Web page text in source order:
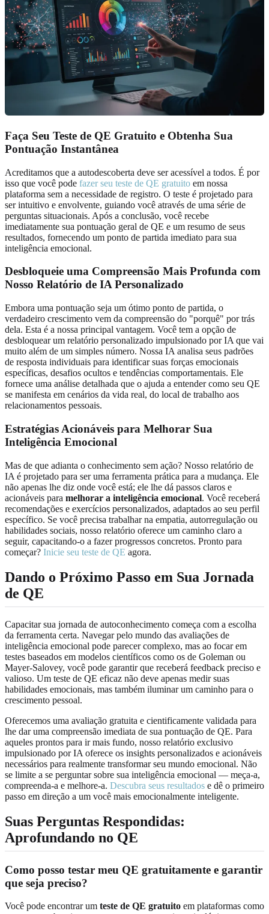
Faça Seu Teste de QE Gratuito e Obtenha Sua
Pontuação Instantânea
Acreditamos que a autodescoberta deve ser acessível a todos. É por
isso que você pode fazer seu teste de QE gratuito em nossa
plataforma sem a necessidade de registro. O teste é projetado para
ser intuitivo e envolvente, guiando você através de uma série de
perguntas situacionais. Após a conclusão, você recebe
imediatamente sua pontuação geral de QE e um resumo de seus
resultados, fornecendo um ponto de partida imediato para sua
inteligência emocional.
Desbloqueie uma Compreensão Mais Profunda com
Nosso Relatório de IA Personalizado
Embora uma pontuação seja um ótimo ponto de partida, o
verdadeiro crescimento vem da compreensão do "porquê" por trás
dela. Esta é a nossa principal vantagem. Você tem a opção de
desbloquear um relatório personalizado impulsionado por IA que vai
muito além de um simples número. Nossa IA analisa seus padrões
de resposta individuais para identificar suas forças emocionais
específicas, desafios ocultos e tendências comportamentais. Ele
fornece uma análise detalhada que o ajuda a entender como seu QE
se manifesta em cenários da vida real, do local de trabalho aos
relacionamentos pessoais.
Estratégias Acionáveis para Melhorar Sua
Inteligência Emocional
Mas de que adianta o conhecimento sem ação? Nosso relatório de
IA é projetado para ser uma ferramenta prática para a mudança. Ele
não apenas lhe diz onde você está; ele lhe dá passos claros e
acionáveis para melhorar a inteligência emocional. Você receberá
recomendações e exercícios personalizados, adaptados ao seu perfil
específico. Se você precisa trabalhar na empatia, autorregulação ou
habilidades sociais, nosso relatório oferece um caminho claro a
seguir, capacitando-o a fazer progressos concretos. Pronto para
começar? Inicie seu teste de QE agora.
Dando o Próximo Passo em Sua Jornada
de QE
Capacitar sua jornada de autoconhecimento começa com a escolha
da ferramenta certa. Navegar pelo mundo das avaliações de
inteligência emocional pode parecer complexo, mas ao focar em
testes baseados em modelos científicos como os de Goleman ou
Mayer-Salovey, você pode garantir que receberá feedback preciso e
valioso. Um teste de QE eficaz não deve apenas medir suas
habilidades emocionais, mas também iluminar um caminho para o
crescimento pessoal.
Oferecemos uma avaliação gratuita e cientificamente validada para
lhe dar uma compreensão imediata de sua pontuação de QE. Para
aqueles prontos para ir mais fundo, nosso relatório exclusivo
impulsionado por IA oferece os insights personalizados e acionáveis
necessários para realmente transformar seu mundo emocional. Não
se limite a se perguntar sobre sua inteligência emocional — meça-a,
compreenda-a e melhore-a. Descubra seus resultados e dê o primeiro
passo em direção a um você mais emocionalmente inteligente.
Suas Perguntas Respondidas:
Aprofundando no QE
Como posso testar meu QE gratuitamente e garantir
que seja preciso?
Você pode encontrar um teste de QE gratuito em plataformas como